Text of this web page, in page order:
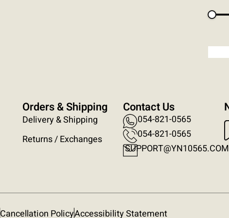
Contact Us
054-821-0565
054-821-0565​
SUPPORT@YN10565.COM
Orders & Shipping
Delivery & Shipping
Returns / Exchanges
Cancellation PolicyAccessibility Statement